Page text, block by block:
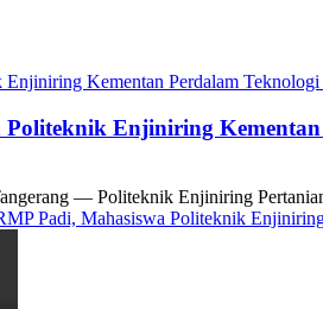
Kementan Perdalam Teknologi
Enjiniring
— Politeknik Enjiniring
Padi, Mahasiswa Politeknik